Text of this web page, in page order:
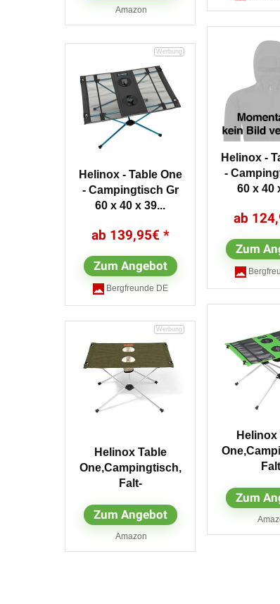
Amazon
Helinox -
-
60 x 40
Zum
Helinox - Table One
- Campingtisch Gr
60 x 40 x 39...
139,95€
Zum Angebot
Bergfreunde DE
Helinox
Zum
Helinox Table
One,Campingtisch,
Falt-
r,Melange-
Zum Angebot
Amazon